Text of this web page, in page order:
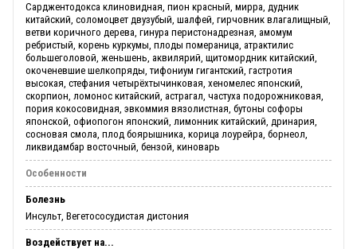
Сарджентодокса клиновидная, пион красный, мирра, дудник
китайский, соломоцвет двузубый, шалфей, гирчовник влагалищный,
ветви коричного дерева, гинура перистонадрезная, амомум
ребристый, корень куркумы, плоды помераница, атрактилис
большеголовой, женьшень, аквилярий, щитомордник китайский,
окоченевшие шелкопряды, тифониум гигантский, гастротия
высокая, стефания четырёхтычинковая, хеномелес японский,
скорпион, ломонос китайский, астрагал, частуха подорожниковая,
пория кокосовидная, эвкоммия вязолистная, бутоны софоры
японской, офиопогон японский, лимонник китайский, дринария,
сосновая смола, плод боярышника, корица лоурейра, борнеол,
ликвидамбар восточный, бензой, киноварь
Особенности
Болезнь
Инсульт, Вегетососудистая дистония
Воздействует на...